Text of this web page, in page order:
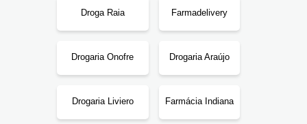
Droga Raia Farmadelivery
Drogaria Onofre Drogaria Araújo
Drogaria Liviero Farmácia Indiana